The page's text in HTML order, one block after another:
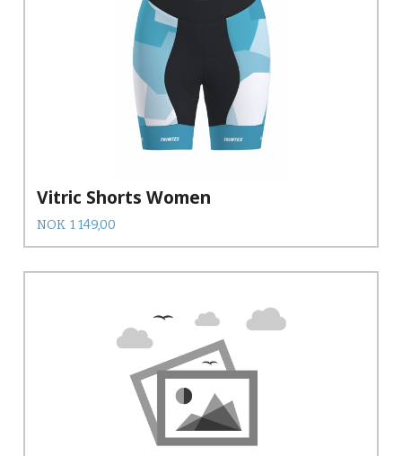
Vitric Shorts Women
Pris
NOK 1 149,00